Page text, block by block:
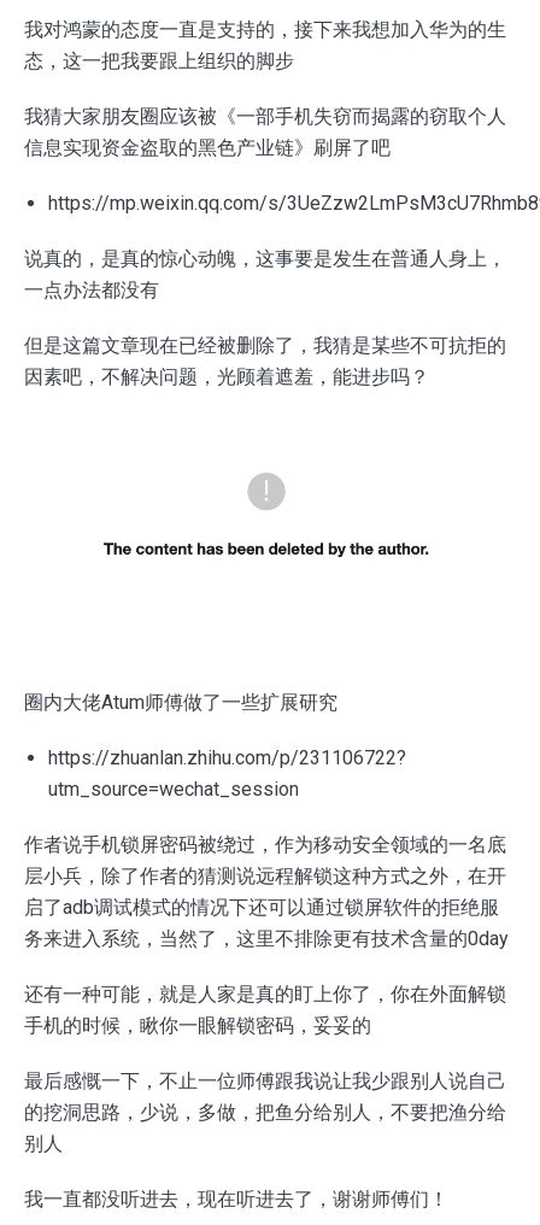
我对鸿蒙的态度一直是支持的，接下来我想加入华为的生
态，这一把我要跟上组织的脚步
我猜大家朋友圈应该被《一部手机失窃而揭露的窃取个人
信息实现资金盗取的黑色产业链》刷屏了吧
https://mp.weixin.qq.com/s/
说真的，是真的惊心动魄，这事要是发生在普通人身上，
一点办法都没有
但是这篇文章现在已经被删除了，我猜是某些不可抗拒的
因素吧，不解决问题，光顾着遮羞，能进步吗？
圈内大佬Atum师傅做了一些扩展研究
https://zhuanlan.zhihu.com/p/231106722?
utm_source=wechat_session
作者说手机锁屏密码被绕过，作为移动安全领域的一名底
层小兵，除了作者的猜测说远程解锁这种方式之外，在开
启了adb调试模式的情况下还可以通过锁屏软件的拒绝服
务来进入系统，当然了，这里不排除更有技术含量的0day
还有一种可能，就是人家是真的盯上你了，你在外面解锁
手机的时候，瞅你一眼解锁密码，妥妥的
最后感慨一下，不止一位师傅跟我说让我少跟别人说自己
的挖洞思路，少说，多做，把鱼分给别人，不要把渔分给
别人
我一直都没听进去，现在听进去了，谢谢师傅们！